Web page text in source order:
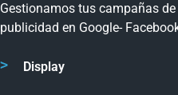
Gestionamos tus campañas de
publicidad en Google-
Display